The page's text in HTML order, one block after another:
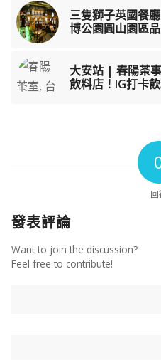
三隻獅子英國餐
博公園圓山園區
大安站 | 春陽茶
飲料店！IG打卡
發表評論
Want to join the discussion?
Feel free to contribute!